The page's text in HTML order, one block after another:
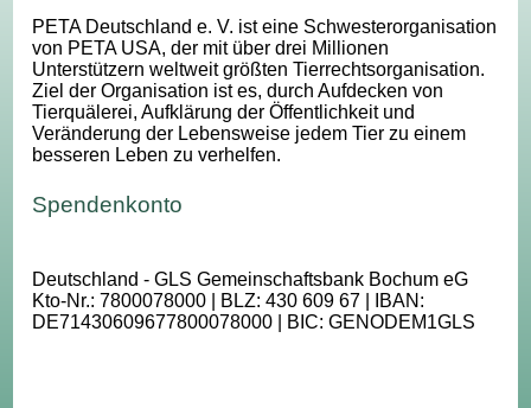
PETA Deutschland e. V. ist eine Schwesterorganisation
von PETA USA, der mit über drei Millionen
Unterstützern weltweit größten Tierrechtsorganisation.
Ziel der Organisation ist es, durch Aufdecken von
Tierquälerei, Aufklärung der Öffentlichkeit und
Veränderung der Lebensweise jedem Tier zu einem
besseren Leben zu verhelfen.
Spendenkonto
Deutschland - GLS Gemeinschaftsbank Bochum eG
Kto-Nr.: 7800078000 | BLZ: 430 609 67 | IBAN:
DE71430609677800078000 | BIC: GENODEM1GLS